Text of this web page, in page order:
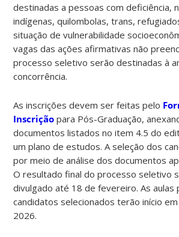
destinadas a pessoas com deficiência,
indígenas, quilombolas, trans,
situação de vulnerabilidade
vagas das ações afirmativas não
processo seletivo serão destinadas à
concorrência.
As inscrições devem ser feitas pelo
Inscrição para Pós-Graduação,
documentos listados no item 4.5 do
um plano de estudos. A seleção dos
por meio de análise dos documentos
O resultado final do processo seletivo
divulgado até 18 de fevereiro. As aulas
candidatos selecionados terão início
2026.